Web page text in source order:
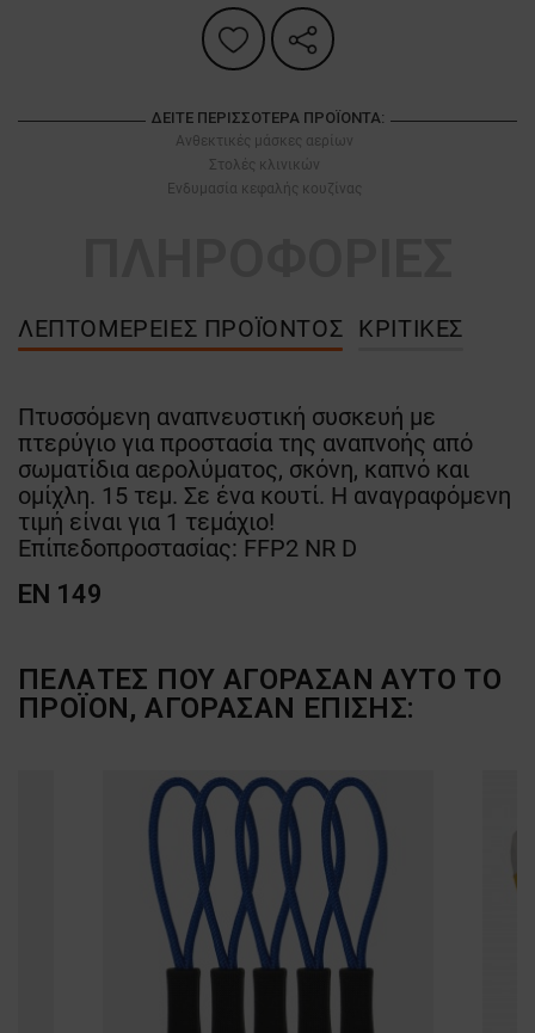
ΔΕΊΤΕ ΠΕΡΙΣΣΌΤΕΡΑ ΠΡΟΪΌΝΤΑ:
Ανθεκτικές μάσκες αερίων
Στολές κλινικών
Ενδυμασία κεφαλής κουζίνας
ΛΕΠΤΟΜΈΡΕΙΕΣ ΠΡΟΪΌΝΤΟΣ ΚΡΙΤΙΚΈΣ
Πτυσσόμενη αναπνευστική συσκευή με
πτερύγιο για προστασία της αναπνοής από
σωματίδια αερολύματος, σκόνη, καπνό και
ομίχλη. 15 τεμ. Σε ένα κουτί. Η αναγραφόμενη
τιμή είναι για 1 τεμάχιο!
Επίπεδοπροστασίας: FFP2 NR D
EN 149
ΠΕΛΆΤΕΣ ΠΟΥ ΑΓΌΡΑΣΑΝ ΑΥΤΌ ΤΟ
ΠΡΟΪΌΝ, ΑΓΌΡΑΣΑΝ ΕΠΊΣΗΣ: